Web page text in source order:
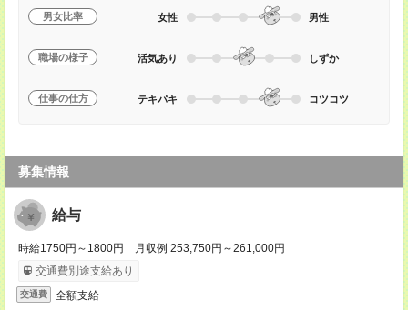
男女比率 女性 男性
職場の様子 活気あり しずか
仕事の仕方 テキパキ コツコツ
募集情報
給与
時給1750円～1800円 月収例 253,750円～261,000円
交通費別途支給あり
交通費 全額支給